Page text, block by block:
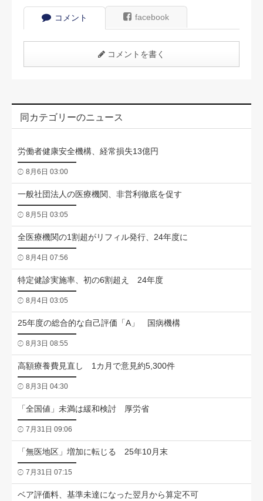
コメント facebook
コメントを書く
同カテゴリーのニュース
労働者健康安全機構、経常損失13億円
8月6日 03:00
一般社団法人の医療機関、非営利徹底を促す
8月5日 03:05
全医療機関の1割超がリフィル発行、24年度に
8月4日 07:56
特定健診実施率、初の6割超え 24年度
8月4日 03:05
25年度の総合的な自己評価「A」 国病機構
8月3日 08:55
高額療養費見直し 1カ月で意見約5,300件
8月3日 04:30
「全国値」未満は緩和検討 厚労省
7月31日 09:06
「無医地区」増加に転じる 25年10月末
7月31日 07:15
ベア評価料、基準未達になった翌月から算定不可